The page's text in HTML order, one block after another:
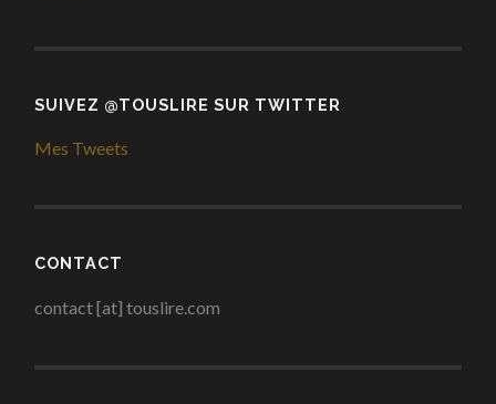
SUIVEZ @TOUSLIRE SUR TWITTER
Mes Tweets
CONTACT
contact [at] touslire.com